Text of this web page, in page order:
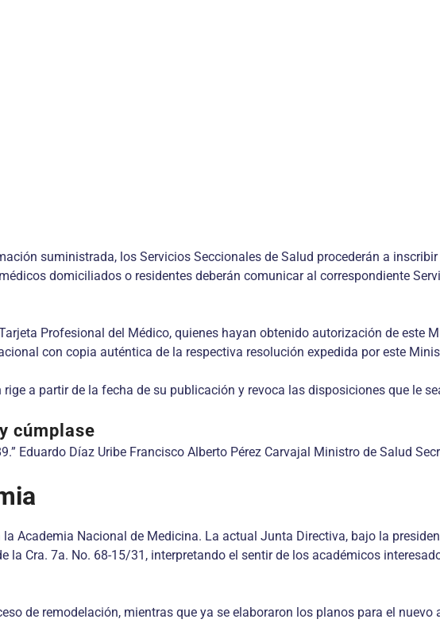
suministrada, los Servicios Seccionales de Salud procederán a
domiciliados o residentes deberán comunicar al correspondiente
Profesional del Médico, quienes hayan obtenido autorización de este
con copia auténtica de la respectiva resolución expedida por este
rige a partir de la fecha de su publicación y revoca las disposiciones que le
cúmplase
Eduardo Díaz Uribe Francisco Alberto Pérez Carvajal Ministro de Salud
Academia Nacional de Medicina. La actual Junta Directiva, bajo la
la Cra. 7a. No. 68-15/31, interpretando el sentir de los académicos
de remodelación, mientras que ya se elaboraron los planos para el